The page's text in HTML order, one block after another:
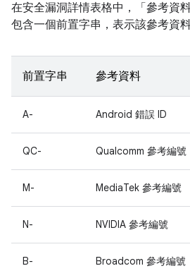
在安全漏洞詳情表格中，「參考資料
包含一個前置字串，表示該參考資
前置字串 參考資料
A- Android 錯誤 ID
QC- Qualcomm 參考編號
M- MediaTek 參考編號
N- NVIDIA 參考編號
B- Broadcom 參考編號